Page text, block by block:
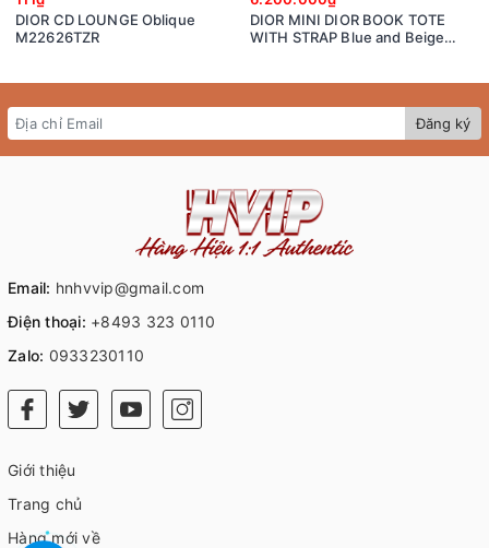
DIOR CD LOUNGE Oblique
M22626TZR
DIOR MINI DIOR BOOK TOTE
WITH STRAP Blue and Beige
Đăng ký
Email: hnhvvip@gmail.com
Điện thoại: +8493 323 0110
Zalo: 0933230110
Giới thiệu
Trang chủ
Hàng mới về